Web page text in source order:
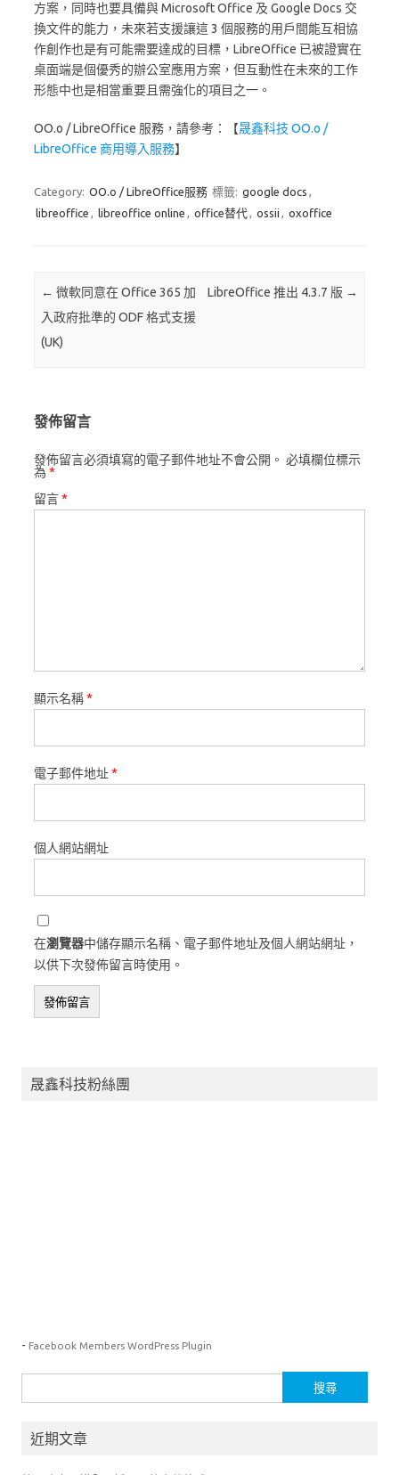
方案，同時也要具備與 Microsoft Office 及 Google Docs 交
換文件的能力，未來若支援讓這 3 個服務的用戶間能互相協
作創作也是有可能需要達成的目標，LibreOffice 已被證實在
桌面端是個優秀的辦公室應用方案，但互動性在未來的工作
形態中也是相當重要且需強化的項目之一。
OO.o / LibreOffice 服務，請參考：【晟鑫科技 OO.o /
LibreOffice 商用導入服務】
Category: OO.o / LibreOffice服務 標籤: google docs ,
libreoffice , libreoffice online , office替代, ossii , oxoffice
Post navigation
← 微軟同意在 Office 365 加
入政府批準的 ODF 格式支援
(UK)
LibreOffice 推出 4.3.7 版 →
發佈留言
發佈留言必須填寫的電子郵件地址不會公開。 必填欄位標示
為 *
留言*
顯示名稱*
電子郵件地址*
個人網站網址
在瀏覽器中儲存顯示名稱、電子郵件地址及個人網站網址，
以供下次發佈留言時使用。
晟鑫科技粉絲團
- Facebook Members WordPress Plugin
尋
鍵近期文章